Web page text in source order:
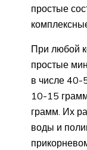
простые
При любой
простые
в числе 40-
10-15
грамм. Их
воды и